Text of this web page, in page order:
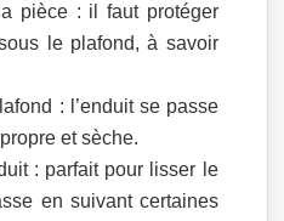
pièce : il faut protéger
le plafond, à savoir
: l’enduit se passe
et sèche.
: parfait pour lisser le
en suivant certaines